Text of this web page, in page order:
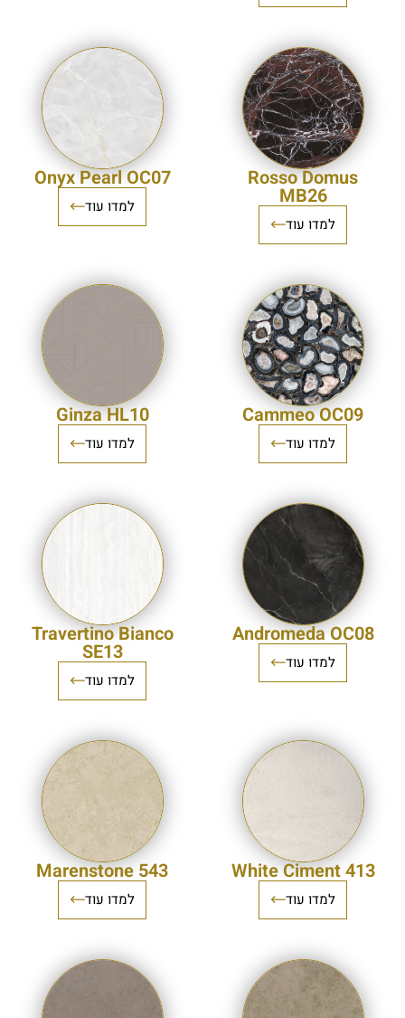
Rosso Domus
MB26
למדו עוד
Onyx Pearl OC07
למדו עוד
Cammeo OC09
למדו עוד
Ginza HL10
למדו עוד
Andromeda OC08
למדו עוד
Travertino Bianco
SE13
למדו עוד
413 White Ciment
למדו עוד
543 Marenstone
למדו עוד